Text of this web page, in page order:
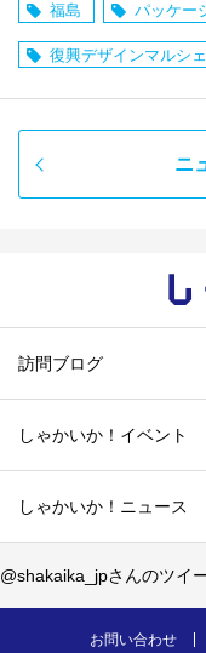
福島 パッケー
復興デザインマルシェ
ニ
訪問ブログ
しゃかいか！イベント
しゃかいか！ニュース
@shakaika_jpさんのツイ
お問い合わせ